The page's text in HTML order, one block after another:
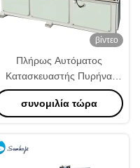
βίντεο
Πλήρως Αυτόματος
Κατασκευαστής Πυρήνα
Ψυγείου, Προσαρμόσιμος,
Ευέλικτος για
συνομιλία τώρα